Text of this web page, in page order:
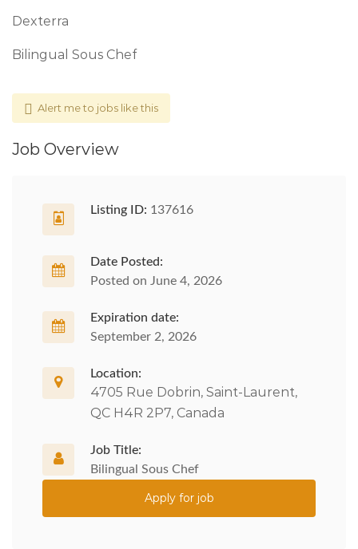
Dexterra
Bilingual Sous Chef
Alert me to jobs like this
Job Overview
Listing ID: 137616
Date Posted:
Posted on June 4, 2026
Expiration date:
September 2, 2026
Location:
4705 Rue Dobrin, Saint-Laurent,
QC H4R 2P7, Canada
Job Title:
Bilingual Sous Chef
Apply for job